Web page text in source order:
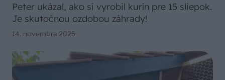
Peter ukázal, ako si vyrobil kurín pre 15 sliepok.
Je skutočnou ozdobou záhrady!
14. novembra 2025